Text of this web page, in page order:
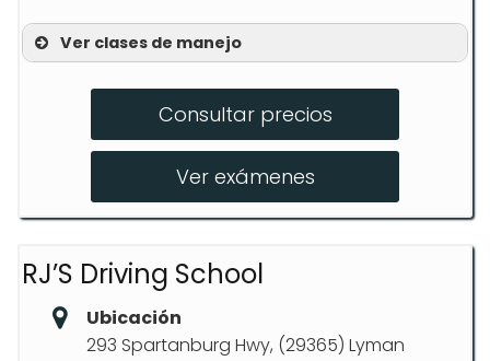
Ver clases de manejo
Cursos de actualización
Entrenamiento defensivo
Consultar precios
Ver exámenes
RJ’S Driving School
Ubicación
293 Spartanburg Hwy, (29365) Lyman